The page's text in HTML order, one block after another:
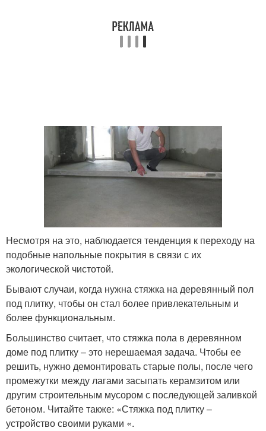
Несмотря на это, наблюдается тенденция к переходу на
подобные напольные покрытия в связи с их
экологической чистотой.
Бывают случаи, когда нужна стяжка на деревянный пол
под плитку, чтобы он стал более привлекательным и
более функциональным.
Большинство считает, что стяжка пола в деревянном
доме под плитку – это нерешаемая задача. Чтобы ее
решить, нужно демонтировать старые полы, после чего
промежутки между лагами засыпать керамзитом или
другим строительным мусором с последующей заливкой
бетоном. Читайте также: «Стяжка под плитку –
устройство своими руками «.